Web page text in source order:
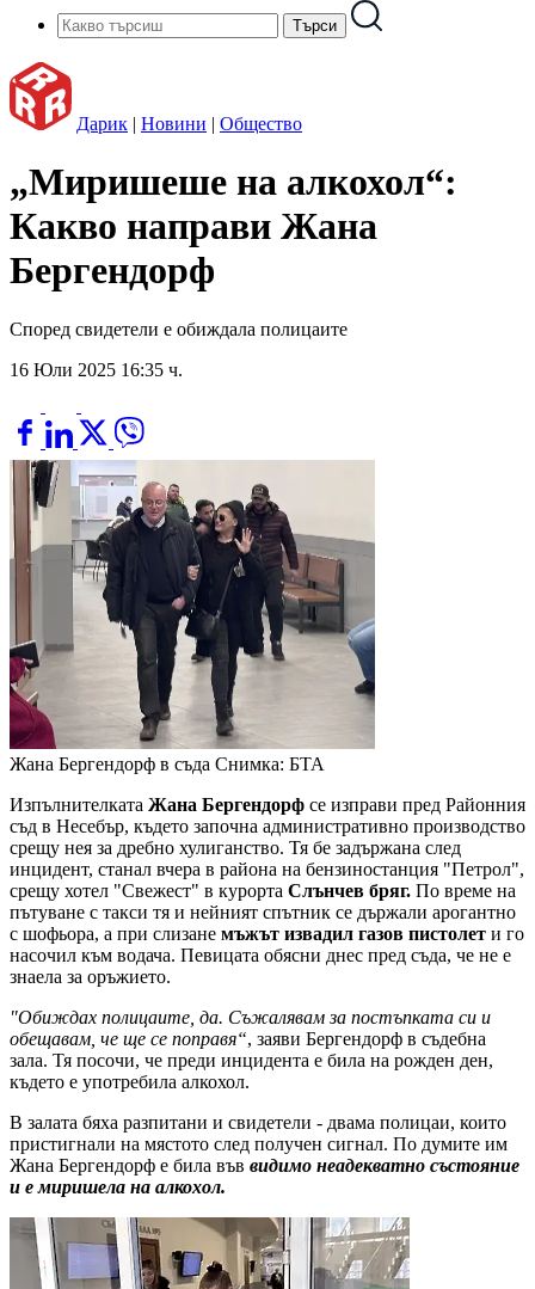
Дарик | Новини | Общество
„Миришеше на алкохол“:
Какво направи Жана
Бергендорф
Според свидетели е обиждала полицаите
16 Юли 2025 16:35 ч.
Жана Бергендорф в съда Снимка: БТА
Изпълнителката Жана Бергендорф се изправи пред Районния
съд в Несебър, където започна административно производство
срещу нея за дребно хулиганство. Тя бе задържана след
инцидент, станал вчера в района на бензиностанция "Петрол",
срещу хотел "Свежест" в курорта Слънчев бряг. По време на
пътуване с такси тя и нейният спътник се държали арогантно
с шофьора, а при слизане мъжът извадил газов пистолет и го
насочил към водача. Певицата обясни днес пред съда, че не е
знаела за оръжието.
"Обиждах полицаите, да. Съжалявам за постъпката си и
обещавам, че ще се поправя“, заяви Бергендорф в съдебна
зала. Тя посочи, че преди инцидента е била на рожден ден,
където е употребила алкохол.
В залата бяха разпитани и свидетели - двама полицаи, които
пристигнали на мястото след получен сигнал. По думите им
Жана Бергендорф е била във видимо неадекватно състояние
и е миришела на алкохол.